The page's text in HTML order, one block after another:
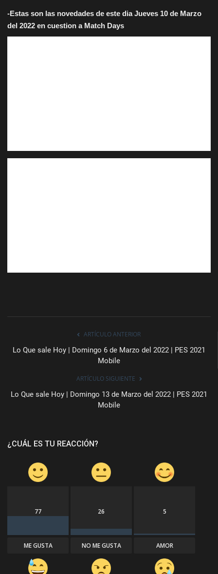
-Estas son las novedades de este dia Jueves 10 de Marzo
del 2022 en cuestion a Match Days
ARTÍCULO ANTERIOR
Lo Que sale Hoy | Domingo 6 de Marzo del 2022 | PES 2021
Mobile
ARTÍCULO SIGUIENTE
Lo Que sale Hoy | Domingo 13 de Marzo del 2022 | PES 2021
Mobile
¿CUÁL ES TU REACCIÓN?
77
ME GUSTA
26
NO ME GUSTA
5
AMOR